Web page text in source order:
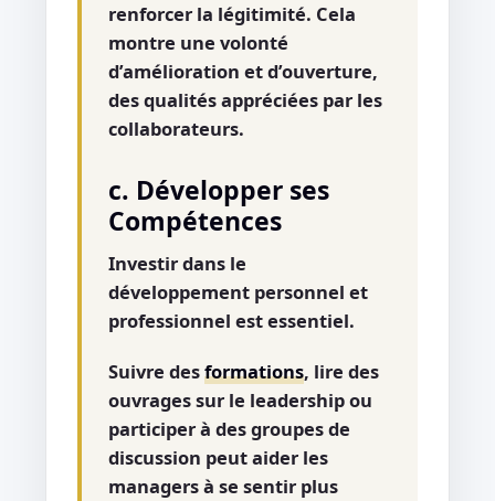
renforcer la légitimité. Cela
montre une volonté
d’amélioration et d’ouverture,
des qualités appréciées par les
collaborateurs.
c. Développer ses
Compétences
Investir dans le
développement personnel et
professionnel est essentiel.
Suivre desformations, lire des
ouvrages sur le leadership ou
participer à des groupes de
discussion peut aider les
managers à se sentir plus